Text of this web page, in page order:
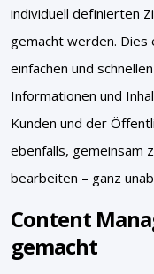
individuell definierten
gemacht werden.
einfachen und
Informationen und
Kunden und der
ebenfalls, gemeinsam
bearbeiten – ganz
Content
gemacht